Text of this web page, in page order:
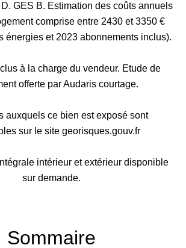
GES B. Estimation des coûts annuels
comprise entre 2430 et 3350 €
énergies et 2023 abonnements inclus).
à la charge du vendeur. Etude de
offerte par Audaris courtage.
auxquels ce bien est exposé sont
sur le site georisques.gouv.fr
intérieur et extérieur disponible
sur demande.
Sommaire